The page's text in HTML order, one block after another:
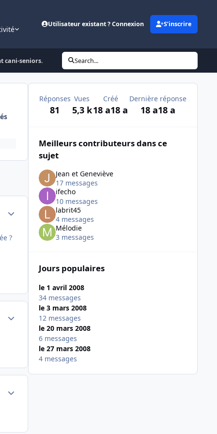
Utilisateur existant ? Connexion S’inscrire
cani-seniors. Search...
Author stats
?
Author stats
Réponses
81
Vues
5,3 k
Créé
18 a18 a
Dernière réponse
18 a18 a
Meilleurs contributeurs dans ce
sujet
Jean et Geneviève
17 messages
ifecho
10 messages
labrit45
4 messages
Mélodie
3 messages
Jours populaires
le 1 avril 2008
34 messages
le 3 mars 2008
12 messages
le 20 mars 2008
6 messages
le 27 mars 2008
4 messages